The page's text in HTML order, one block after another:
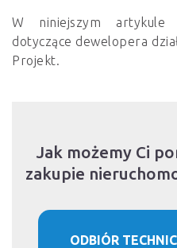
W niniejszym artykule
dotyczące dewelopera
Projekt.
Jak możemy Ci
zakupie
ODBIÓR